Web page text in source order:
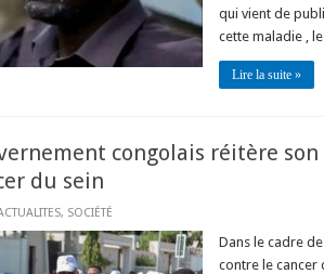
qui vient de
cette maladie ,
Lire la suite »
congolais réitère
du sein
, SOCIÉTÉ
Dans le cadre
contre le cancer